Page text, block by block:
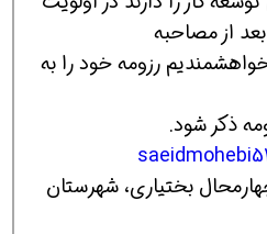
از مصاحبه
رزومه خود را به
ذکر شود.
بختیاری، شهرستان